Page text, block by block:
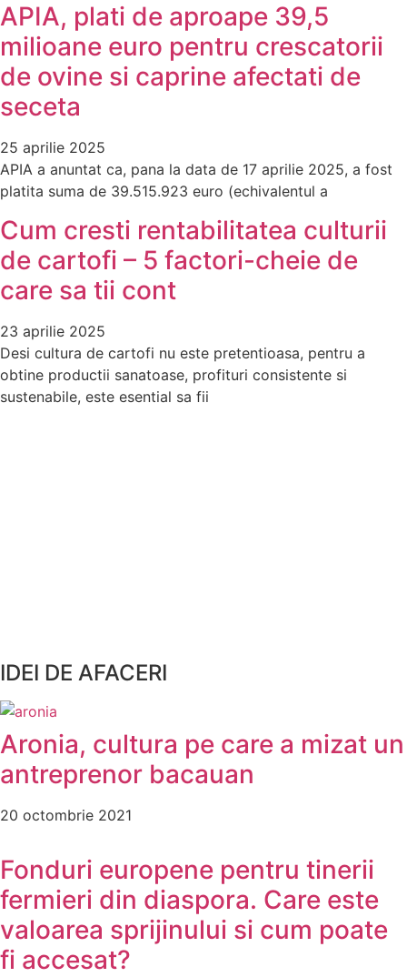
APIA, plati de aproape 39,5
milioane euro pentru crescatorii
de ovine si caprine afectati de
seceta
25 aprilie 2025
APIA a anuntat ca, pana la data de 17 aprilie 2025, a fost
platita suma de 39.515.923 euro (echivalentul a
Cum cresti rentabilitatea culturii
de cartofi – 5 factori-cheie de
care sa tii cont
23 aprilie 2025
Desi cultura de cartofi nu este pretentioasa, pentru a
obtine productii sanatoase, profituri consistente si
sustenabile, este esential sa fii
IDEI DE AFACERI
Aronia, cultura pe care a mizat un
antreprenor bacauan
20 octombrie 2021
Fonduri europene pentru tinerii
fermieri din diaspora. Care este
valoarea sprijinului si cum poate
fi accesat?